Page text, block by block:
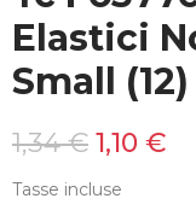
Elastici
Small (12)
1,34 € 1,10 €
Tasse incluse